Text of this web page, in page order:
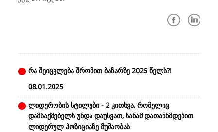
რა შეიცვლება შრომით ბაზარზე 2025 წელს?!
08.01.2025
ლიდერობის სტილები - 2 კითხვა, რომელიც
დამსაქმებელს უნდა დაუსვათ, სანამ დათანხმდებით
ლიდერულ პოზიციაზე მუშაობას